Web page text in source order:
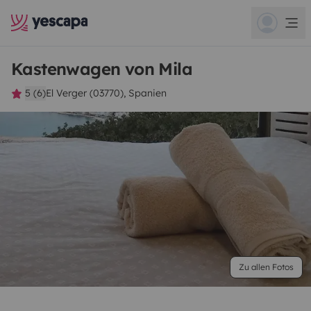
Kastenwagen von Mila
5 (6)El Verger (03770), Spanien
Zu allen Fotos